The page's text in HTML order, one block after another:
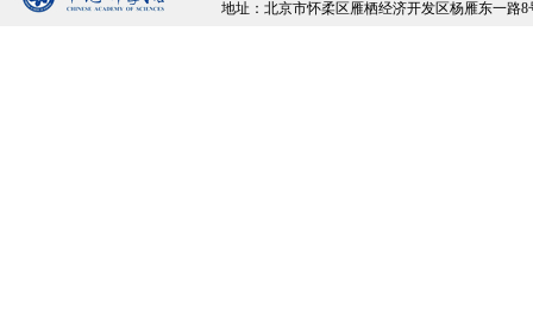
地址：北京市怀柔区雁栖经济开发区杨雁东一路8